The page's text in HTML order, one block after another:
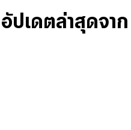
ปเดตล่าสุดจาก